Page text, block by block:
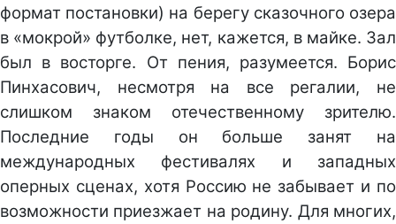
формат постановки) на берегу сказочного озера
в «мокрой» футболке, нет, кажется, в майке. Зал
был в восторге. От пения, разумеется. Борис
Пинхасович, несмотря на все регалии, не
слишком знаком отечественному зрителю.
Последние годы он больше занят на
международных фестивалях и западных
оперных сценах, хотя Россию не забывает и по
возможности приезжает на родину. Для многих,